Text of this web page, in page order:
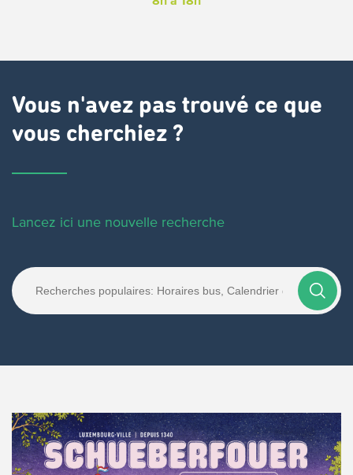
Vous n'avez pas trouvé ce que
vous cherchiez ?
Lancez ici une nouvelle recherche